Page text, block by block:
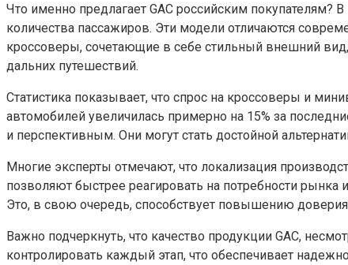
Что именно предлагает GAC российским
количества пассажиров. Эти модели отличаются
кроссоверы, сочетающие в себе стильный внешний
дальних путешествий.
Статистика показывает, что спрос на кроссоверы и
автомобилей увеличилась примерно на 15% за
и перспективным. Они могут стать достойной
Многие эксперты отмечают, что локализация
позволяют быстрее реагировать на потребности
Это, в свою очередь, способствует повышению
Важно подчеркнуть, что качество продукции GAC,
контролировать каждый этап, что обеспечивает